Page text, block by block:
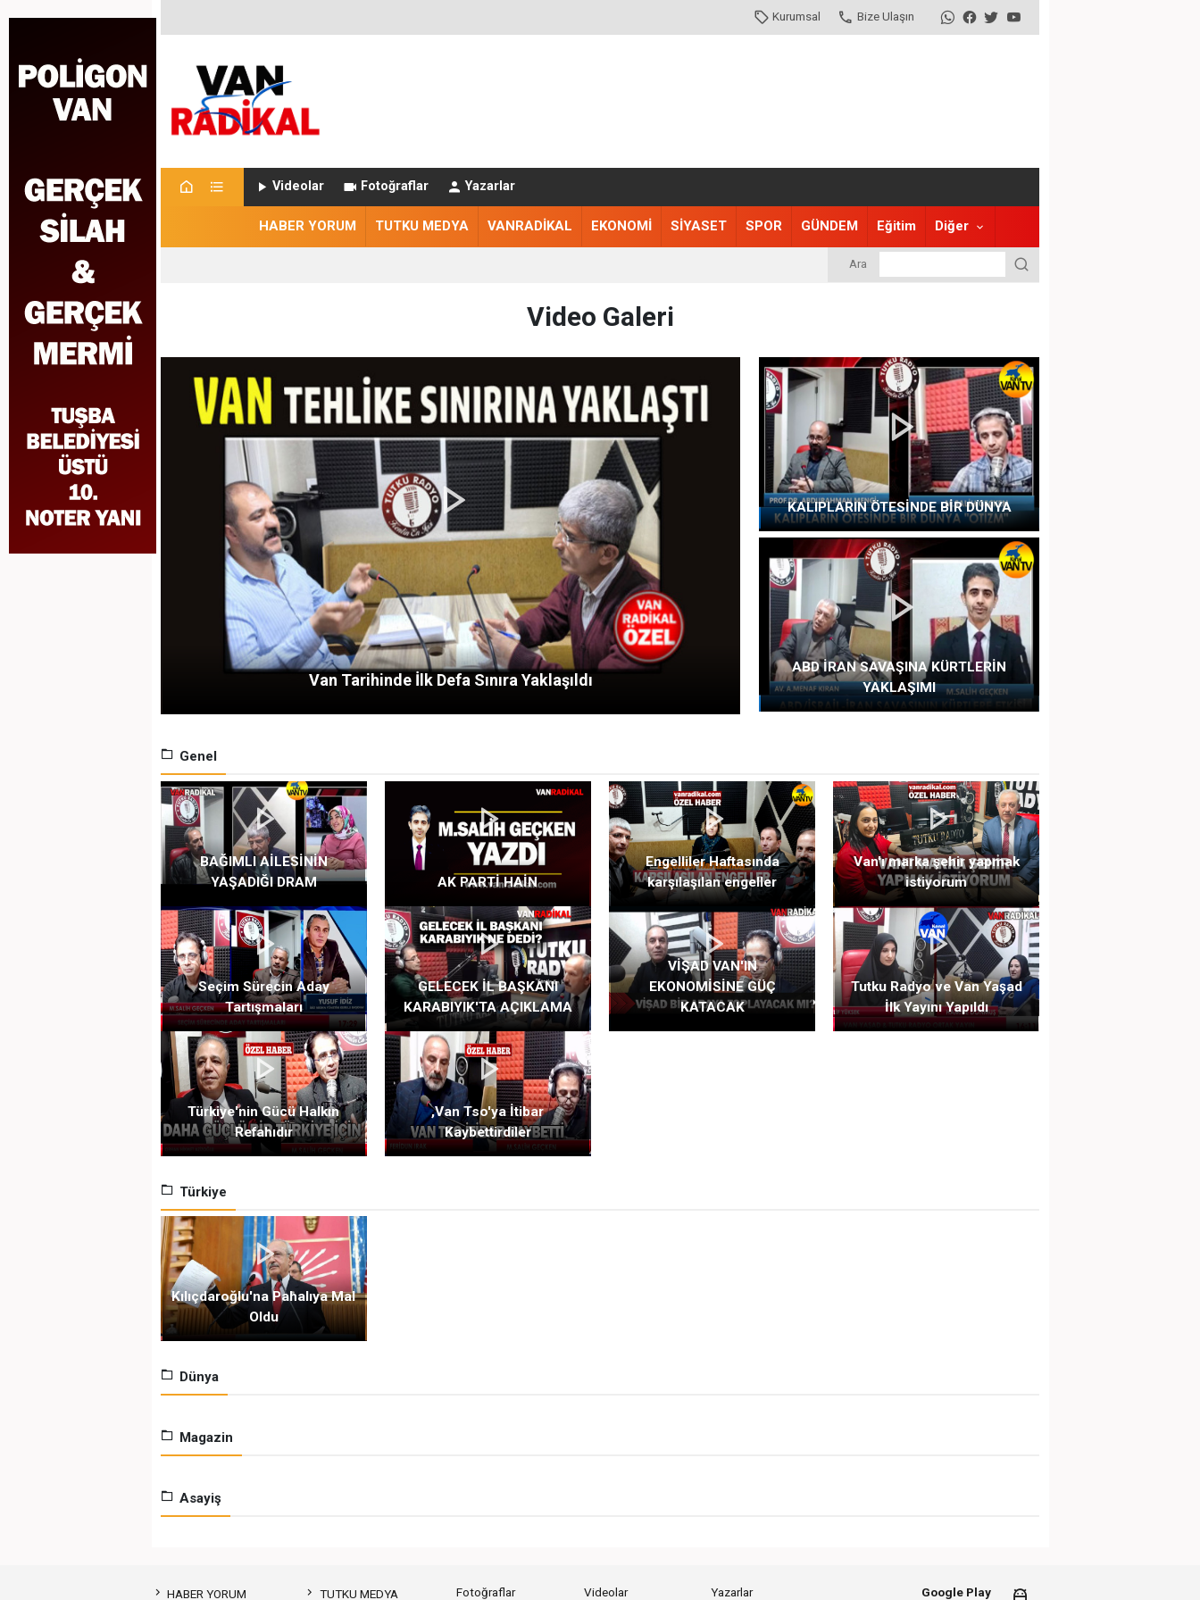
Kurumsal Bize Ulaşın
Videolar Fotoğraflar Yazarlar
HABER YORUM TUTKU MEDYA VANRADİKAL EKONOMİ SİYASET SPOR GÜNDEM Eğitim Diğer
Ara
Video Galeri
Van Tarihinde İlk Defa Sınıra Yaklaşıldı
KALIPLARIN ÖTESİNDE BİR DÜNYA
ABD İRAN SAVAŞINA KÜRTLERİN
YAKLAŞIMI
Genel
BAĞIMLI AİLESİNİN
YAŞADIĞI DRAM
AK PARTİ HAİN
Engelliler Haftasında
karşılaşılan engeller
Van'ı marka şehir yapmak
istiyorum
Seçim Sürecin Aday
Tartışmaları
GELECEK İL BAŞKANI
KARABIYIK'TA AÇIKLAMA
VİŞAD VAN'IN
EKONOMİSİNE GÜÇ
KATACAK
Tutku Radyo ve Van Yaşad
İlk Yayını Yapıldı
Türkiye'nin Gücü Halkın
Refahıdır
,Van Tso'ya İtibar
Kaybettirdiler
Türkiye
Kılıçdaroğlu'na Pahalıya Mal
Oldu
Dünya
Magazin
Asayiş
HABER YORUM TUTKU MEDYA Fotoğraflar Videolar Yazarlar Google Play